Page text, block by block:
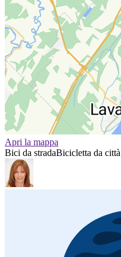
Apri la mappa
Bici da stradaBicicletta da città